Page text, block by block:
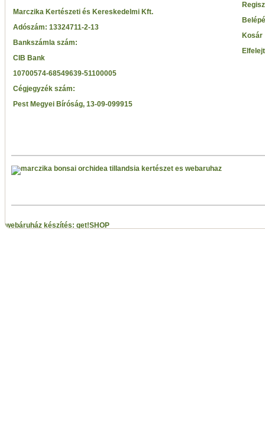
Marczika Kertészeti és Kereskedelmi Kft.
Adószám: 13324711-2-13
Bankszámla szám:
CIB Bank
10700574-68549639-51100005
Cégjegyzék szám:
Pest Megyei Bíróság, 13-09-099915
Kosár
webáruház készítés: get!SHOP